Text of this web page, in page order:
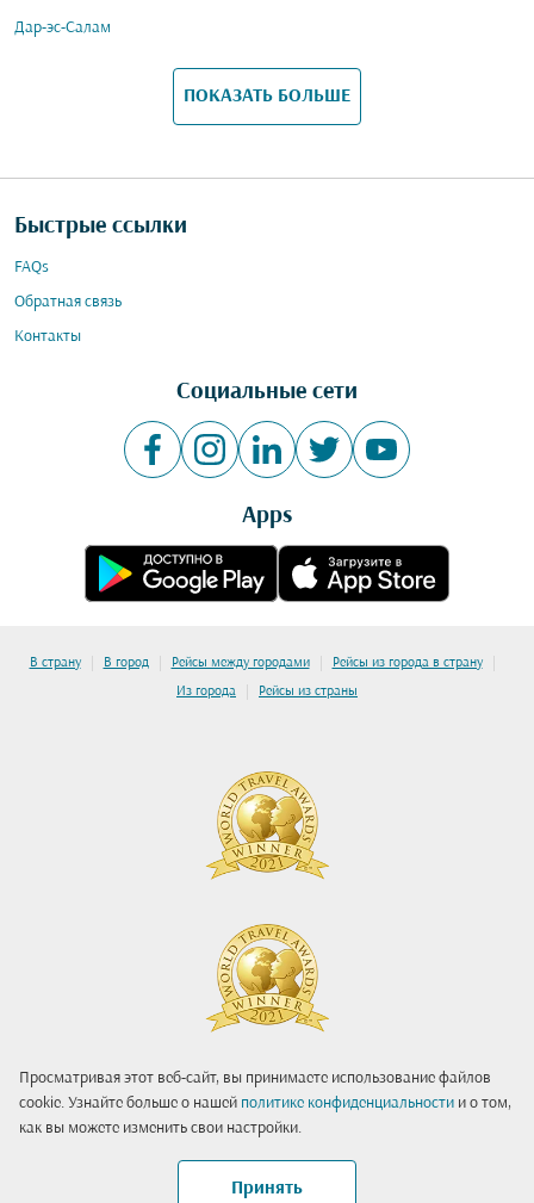
Просматривая этот веб-сайт, вы принимаете использование файлов
cookie. Узнайте больше о нашей политике конфиденциальности и о том,
как вы можете изменить свои настройки.
Принять
Дар-эс-Салам
ПОКАЗАТЬ БОЛЬШЕ
Быстрые ссылки
FAQs
Обратная связь
Контакты
Социальные сети
Apps
В страну | В город | Рейсы между городами | Рейсы из города в страну |
Из города | Рейсы из страны